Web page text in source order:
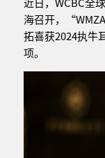
海召开，
拓喜获2024执
项。